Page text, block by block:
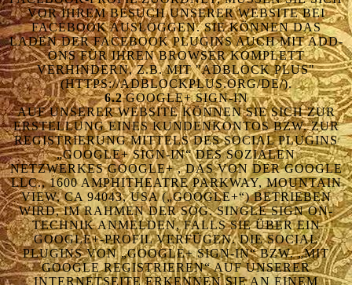
VOR IHREM BESUCH UNSERER WEBSITE BEI
FACEBOOK AUSLOGGEN. SIE KÖNNEN DAS
LADEN DER FACEBOOK PLUGINS AUCH MIT ADD-
ONS FÜR IHREN BROWSER KOMPLETT
VERHINDERN, Z.B. MIT "ADBLOCK PLUS"
(HTTPS://ADBLOCKPLUS.ORG/DE/).
6.2GOOGLE+ SIGN-IN
AUF UNSERER WEBSITE KÖNNEN SIE SICH ZUR
ERSTELLUNG EINES KUNDENKONTOS BZW. ZUR
REGISTRIERUNG MITTELS DES SOCIAL PLUGINS
„GOOGLE+ SIGN-IN“ DES SOZIALEN
NETZWERKES GOOGLE+ , DAS VON DER GOOGLE
LLC., 1600 AMPHITHEATRE PARKWAY, MOUNTAIN
VIEW, CA 94043, USA („GOOGLE+“) BETRIEBEN
WIRD, IM RAHMEN DER SOG. SINGLE SIGN ON-
TECHNIK ANMELDEN, FALLS SIE ÜBER EIN
GOOGLE+-PROFIL VERFÜGEN. DIE SOCIAL
PLUGINS VON „GOOGLE+ SIGN-IN“ BZW. „MIT
GOOGLE REGISTRIEREN“ AUF UNSERER
INTERNETSEITE ERKENNEN SIE AN EINEM